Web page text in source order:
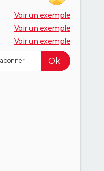
Voir un exemple
Voir un exemple
Voir un exemple